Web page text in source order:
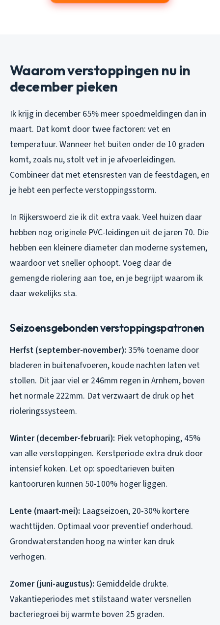
Waarom verstoppingen nu in
december pieken
Ik krijg in december 65% meer spoedmeldingen dan in
maart. Dat komt door twee factoren: vet en
temperatuur. Wanneer het buiten onder de 10 graden
komt, zoals nu, stolt vet in je afvoerleidingen.
Combineer dat met etensresten van de feestdagen, en
je hebt een perfecte verstoppingsstorm.
In Rijkerswoerd zie ik dit extra vaak. Veel huizen daar
hebben nog originele PVC-leidingen uit de jaren 70. Die
hebben een kleinere diameter dan moderne systemen,
waardoor vet sneller ophoopt. Voeg daar de
gemengde riolering aan toe, en je begrijpt waarom ik
daar wekelijks sta.
Seizoensgebonden verstoppingspatronen
Herfst (september-november): 35% toename door
bladeren in buitenafvoeren, koude nachten laten vet
stollen. Dit jaar viel er 246mm regen in Arnhem, boven
het normale 222mm. Dat verzwaart de druk op het
rioleringssysteem.
Winter (december-februari): Piek vetophoping, 45%
van alle verstoppingen. Kerstperiode extra druk door
intensief koken. Let op: spoedtarieven buiten
kantooruren kunnen 50-100% hoger liggen.
Lente (maart-mei): Laagseizoen, 20-30% kortere
wachttijden. Optimaal voor preventief onderhoud.
Grondwaterstanden hoog na winter kan druk
verhogen.
Zomer (juni-augustus): Gemiddelde drukte.
Vakantieperiodes met stilstaand water versnellen
bacteriegroei bij warmte boven 25 graden.